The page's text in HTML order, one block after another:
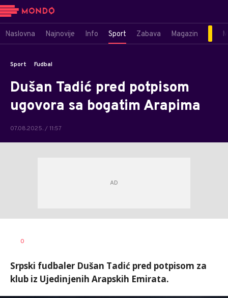
Naslovna Najnovije Info Sport Zabava Magazin
Sport Fudbal
Dušan Tadić pred potpisom
ugovora sa bogatim Arapima
07.08.2025. / 11:57
AUTOR
0
Srpski fudbaler Dušan Tadić pred potpisom za
klub iz Ujedinjenih Arapskih Emirata.